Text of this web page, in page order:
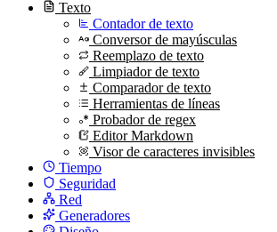
Texto
Contador de texto
Conversor de mayúsculas
Reemplazo de texto
Limpiador de texto
Comparador de texto
Herramientas de líneas
Probador de regex
Editor Markdown
Visor de caracteres invisibles
Tiempo
Seguridad
Red
Generadores